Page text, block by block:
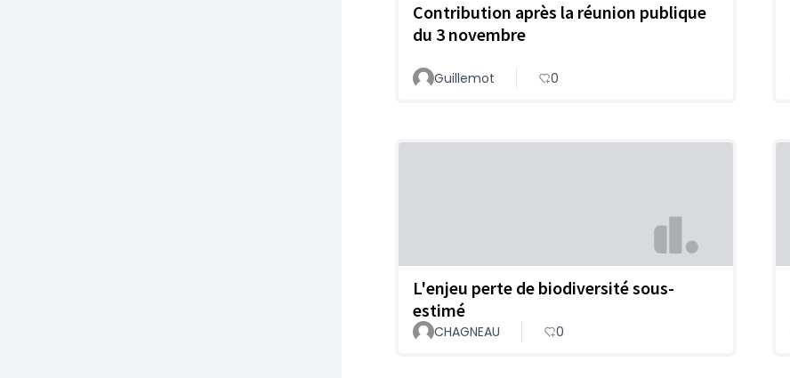
Contribution après la réunion publique
du 3 novembre
Guillemot 0
L'enjeu perte de biodiversité sous-
estimé
CHAGNEAU 0